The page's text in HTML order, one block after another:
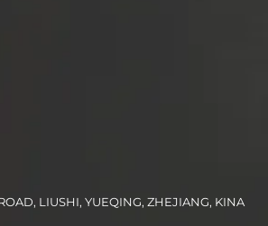
LIUSHI, YUEQING, ZHEJIANG, KINA